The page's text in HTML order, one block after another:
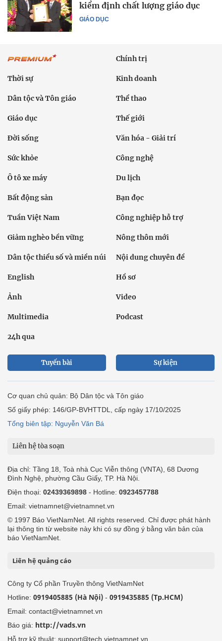
GIÁO DỤC
kiểm định chất lượng giáo dục
Chính trị
Thời sự Kinh doanh
Dân tộc và Tôn giáo Thể thao
Giáo dục Thế giới
Đời sống Văn hóa - Giải trí
Sức khỏe Công nghệ
Ô tô xe máy Du lịch
Bất động sản Bạn đọc
Tuần Việt Nam Công nghiệp hỗ trợ
Giảm nghèo bền vững Nông thôn mới
Dân tộc thiểu số và miền núi Nội dung chuyên đề
English Hồ sơ
Ảnh Video
Multimedia Podcast
24h qua
Tuyến bài Sự kiện
Cơ quan chủ quản: Bộ Dân tộc và Tôn giáo
Số giấy phép: 146/GP-BVHTTDL, cấp ngày 17/10/2025
Tổng biên tập: Nguyễn Văn Bá
Liên hệ tòa soạn
Địa chỉ: Tầng 18, Toà nhà Cục Viễn thông (VNTA), 68 Dương
Đình Nghệ, phường Cầu Giấy, TP. Hà Nội.
Điện thoại: 02439369898 - Hotline: 0923457788
Email: vietnamnet@vietnamnet.vn
© 1997 Báo VietNamNet. All rights reserved. Chỉ được phát hành
lại thông tin từ website này khi có sự đồng ý bằng văn bản của
báo VietNamNet.
Liên hệ quảng cáo
Công ty Cổ phần Truyền thông VietNamNet
Hotline: 0919405885 (Hà Nội) - 0919435885 (Tp.HCM)
Email: contact@vietnamnet.vn
Báo giá: http://vads.vn
Hỗ trợ kỹ thuật: support@tech.vietnamnet.vn